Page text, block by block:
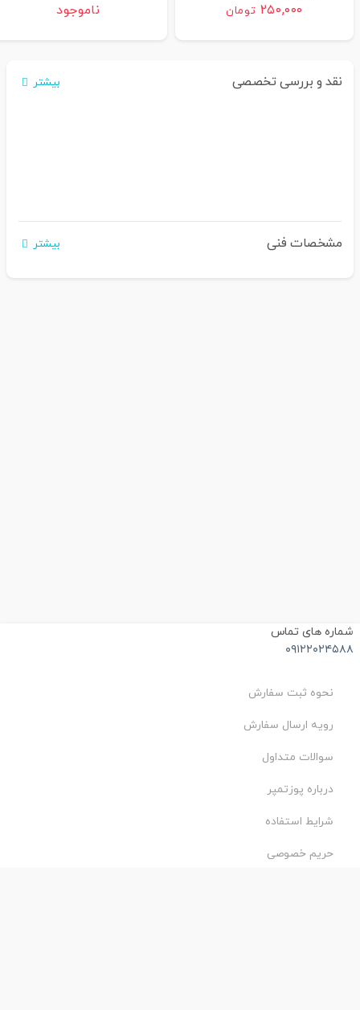
7210
۲۵۰,۰۰۰ تومان
ناموجود
نقد و بررسی تخصصی بیشتر
مشخصات فنی بیشتر
های تماس
نحوه ثبت سفارش
رویه ارسال سفارش
سوالات متداول
درباره پوزتمپر
شرایط استفاده
حریم خصوصی